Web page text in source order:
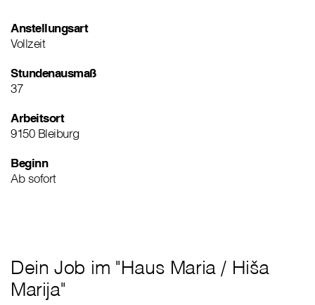
Anstellungsart
Vollzeit
Stundenausmaß
37
Arbeitsort
9150 Bleiburg
Beginn
Ab sofort
Dein Job im "Haus Maria / Hiša
Marija"